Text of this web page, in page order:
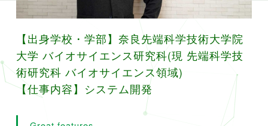
【出身学校・学部】奈良先端科学技術大学院
大学 バイオサイエンス研究科(現 先端科学技
術研究科 バイオサイエンス領域)
【仕事内容】システム開発